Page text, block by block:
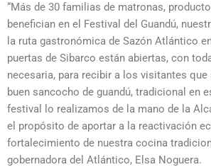
“Más de 30 familias de matronas,
benefician en el Festival del Guandú,
la ruta gastronómica de Sazón Atlántico
puertas de Sibarco están abiertas, con
necesaria, para recibir a los visitantes
buen sancocho de guandú, tradicional en
festival lo realizamos de la mano de la
el propósito de aportar a la reactivación
fortalecimiento de nuestra cocina
gobernadora del Atlántico, Elsa Noguera.